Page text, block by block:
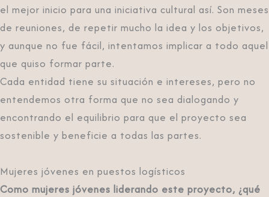
el mejor inicio para una iniciativa cultural así. Son meses
de reuniones, de repetir mucho la idea y los objetivos,
y aunque no fue fácil, intentamos implicar a todo aquel
que quiso formar parte.
Cada entidad tiene su situación e intereses, pero no
entendemos otra forma que no sea dialogando y
encontrando el equilibrio para que el proyecto sea
sostenible y beneficie a todas las partes.
Mujeres jóvenes en puestos logísticos
Como mujeres jóvenes liderando este proyecto, ¿qué